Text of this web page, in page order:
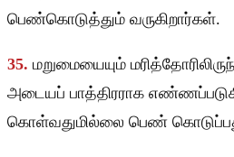
பெண்கொடுத்தும் வருகிறார்கள்.
35. மறுமையையும்
அடையப் பாத்திரராக
கொள்வதுமில்லை பெண்